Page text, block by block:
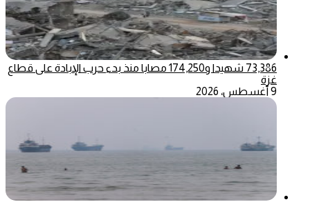
73,386 شهيدا و174,250 مصابا منذ بدء حرب الإبادة على قطاع
غزة
9 أغسطس، 2026